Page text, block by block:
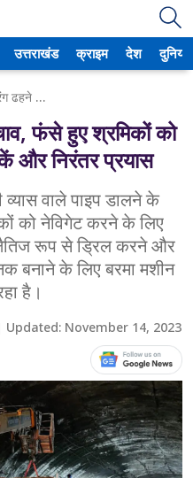
उत्तराखंड क्राइम देश दुनिया
उत्तराखंड सुरंग ढहने से बचाव, फंसे हुए श्रमिकों को बचाने के लिए नवीन तकनीकें और निरंतर प्रयास
फंसे हुए श्रमिकों को
और निरंतर प्रयास
वाले पाइप डालने के
को नेविगेट करने के लिए
रूप से ड्रिल करने और
बनाने के लिए बरमा मशीन
है।
Updated: November 14, 2023